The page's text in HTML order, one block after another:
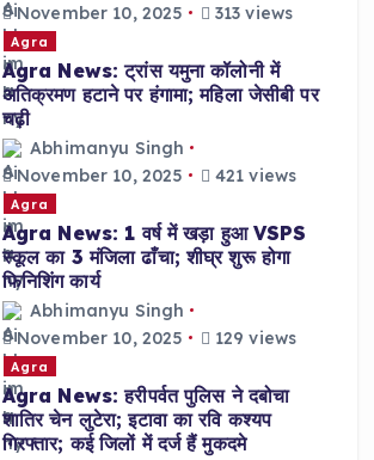
November 10, 2025
313 views
Agra
Agra News: ट्रांस यमुना कॉलोनी में
अतिक्रमण हटाने पर हंगामा; महिला जेसीबी पर
चढ़ी
Abhimanyu Singh
November 10, 2025
421 views
Agra
Agra News: 1 वर्ष में खड़ा हुआ VSPS
स्कूल का 3 मंजिला ढाँचा; शीघ्र शुरू होगा
फिनिशिंग कार्य
Abhimanyu Singh
November 10, 2025
129 views
Agra
Agra News: हरीपर्वत पुलिस ने दबोचा
शातिर चेन लुटेरा; इटावा का रवि कश्यप
गिरफ्तार; कई जिलों में दर्ज हैं मुकदमे